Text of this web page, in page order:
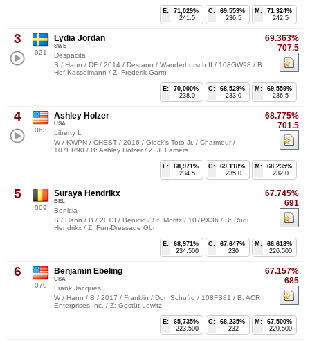
M:
71,324%
242.5
C:
69,559%
236.5
E:
71,029%
241.5
3
021
69.363%
707.5
Lydia Jordan
SWE
Despacita
S / Hann / DF / 2014 / Destano / Wanderbursch II / 108GW98 / B:
Hof Kasselmann / Z: Frederik Garrn
M:
69,559%
236.5
C:
68,529%
233.0
E:
70,000%
238.0
4
063
68.775%
701.5
Ashley Holzer
USA
Liberty L
W / KWPN / CHEST / 2016 / Glock's Toto Jr. / Charmeur /
107ER90 / B: Ashley Holzer / Z: J. Lamers
M:
68,235%
232.0
C:
69,118%
235.0
E:
68,971%
234.5
5
009
67.745%
691
Suraya Hendrikx
BEL
Benicia
S / Hann / B / 2013 / Benicio / St. Moritz / 107PX36 / B: Rudi
Hendrikx / Z: Fun-Dressage Gbr
M:
66,618%
226.500
C:
67,647%
230
E:
68,971%
234.500
6
079
67.157%
685
Benjamin Ebeling
USA
Frank Jacques
W / Hann / B / 2017 / Franklin / Don Schufro / 108FS81 / B: ACR
Enterprises Inc. / Z: Gestüt Lewitz
M:
67,500%
229.500
C:
68,235%
232
E:
65,735%
223.500